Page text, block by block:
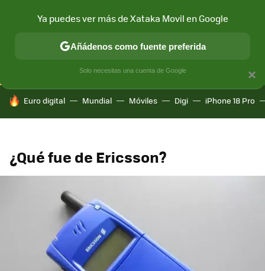
CONECTIVIDAD MÓVIL Y SOCIEDAD APLICACIONES
HOY SE HABLA DE
Euro digital Mundial Móviles Digi iPhone 18 Pro
¿Qué fue de Ericsson?
×
Ya puedes ver más de Xataka Movil en Google
Añádenos como fuente preferida
Solo necesitas una cuenta de Google